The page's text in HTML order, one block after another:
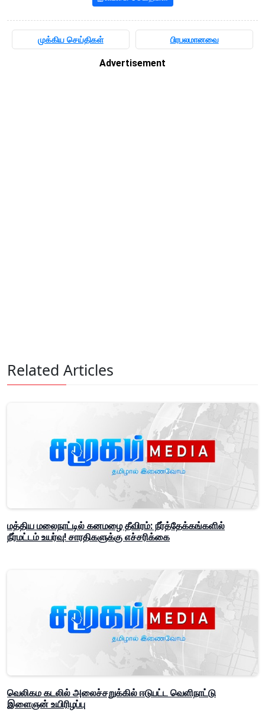
முக்கிய செய்திகள் பிரபலமானவை
Advertisement
Related Articles
மத்திய மலைநாட்டில் கனமழை தீவிரம்: நீர்த்தேக்கங்களில்
நீர்மட்டம் உயர்வு! சாரதிகளுக்கு எச்சரிக்கை
வெலிகம கடலில் அலைச்சறுக்கில் ஈடுபட்ட வெளிநாட்டு
இளைஞன் உயிரிழப்பு